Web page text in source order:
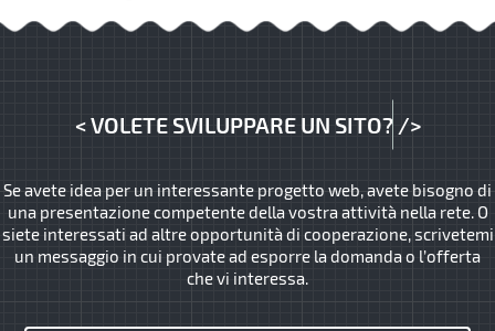
<VOLETE SVILUPPARE UN SITO? />
Se avete idea per un interessante progetto web, avete bisogno di
una presentazione competente della vostra attività nella rete. O
siete interessati ad altre opportunità di cooperazione, scrivetemi
un messaggio in cui provate ad esporre la domanda o l’offerta
che vi interessa.